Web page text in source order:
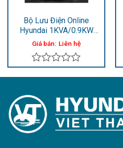
Bộ Lưu Điện Online
Hyundai 1KVA/0.9KW
HD-1KRi
0
5
sao
Giá bán: Liên hệ